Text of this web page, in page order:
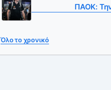
ΠΑΟΚ:
Όλο το χρονικό